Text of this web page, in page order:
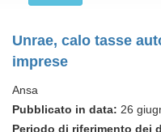
Unrae, calo tasse
imprese
Ansa
Pubblicato in data: 26
Periodo di riferimento dei